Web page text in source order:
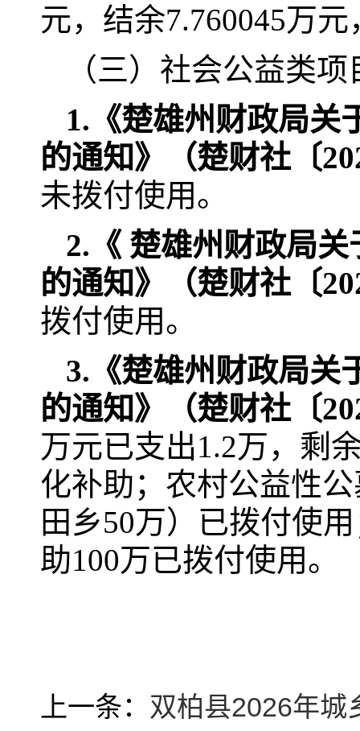
元，结余7.760045万
（三）社会公益类项
1.《楚雄州财政局关
的通知》（楚财社〔
未拨付使用。
2. 《 楚雄州财政局关
的通知 》（楚财社〔20
拨付使用。
3. 《楚雄州财政局关
的通知》（楚财社〔
万元已支出1.2万，剩
化补助；农村公益性
田乡50万）已拨付使
助100万已拨付使用。
上一条： 双柏县2026年城